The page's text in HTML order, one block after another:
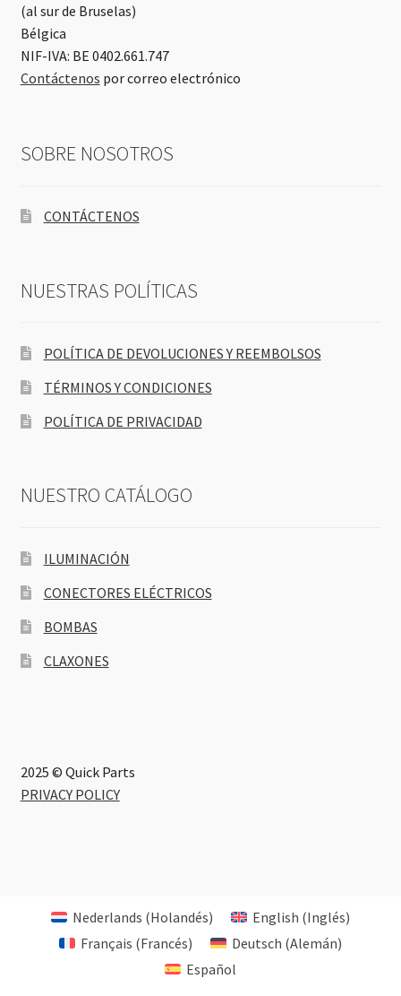
(al sur de Bruselas)
Bélgica
NIF-IVA: BE 0402.661.747
Contáctenos por correo electrónico
SOBRE NOSOTROS
CONTÁCTENOS
NUESTRAS POLÍTICAS
POLÍTICA DE DEVOLUCIONES Y REEMBOLSOS
TÉRMINOS Y CONDICIONES
POLÍTICA DE PRIVACIDAD
NUESTRO CATÁLOGO
ILUMINACIÓN
CONECTORES ELÉCTRICOS
BOMBAS
CLAXONES
2025 © Quick Parts
PRIVACY POLICY
Nederlands (Holandés) English (Inglés)
Français (Francés) Deutsch (Alemán)
Español